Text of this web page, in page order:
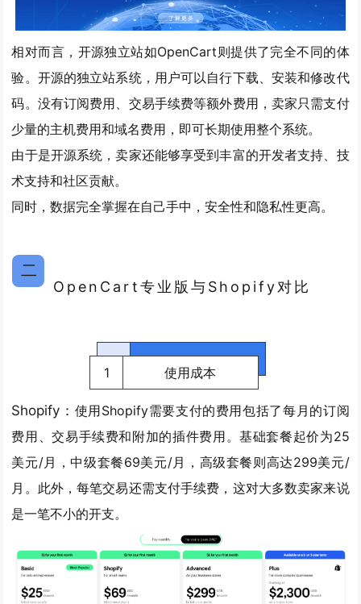
相对而言，开源独立站如OpenCart则提供了完全不同的体
验。 开源的独立站系统，用户可以自行下载、安装和修改代
码。没有订阅费用、交易手续费等额外费用 ，卖家只需支付
少量的主机费用和域名费用，即可长期使用整个系统。
由于是开源系统，卖家还能够享受到丰富的开发者支持、技
术支持和社区贡献。
同时，数据完全掌握在自己手中，安全性和隐私性更高。
二
OpenCart专业版与Shopify对比
1 使用成本
Shopify： 使用Shopify需要支付的费用包括了每月的订阅
费用、交易手续费和附加的插件费用。基础套餐起价为25
美元/月，中级套餐69美元/月，高级套餐则高达299美元/
月。此外，每笔交易还需支付手续费，这对大多数卖家来说
是一笔不小的开支。